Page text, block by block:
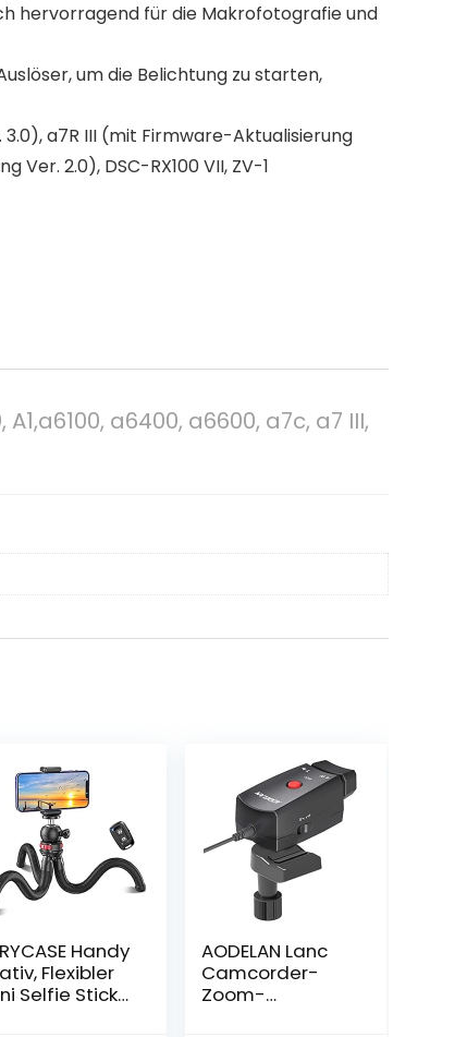
hervorragend für die Makrofotografie und
um die Belichtung zu starten,
3.0), a7R III (mit Firmware-Aktualisierung
2.0), DSC-RX100 VII, ZV-1
a6400, a6600, a7c, a7 III,
Handy
Flexibler
Selfie Stick
AODELAN Lanc
Camcorder-
Zoom-